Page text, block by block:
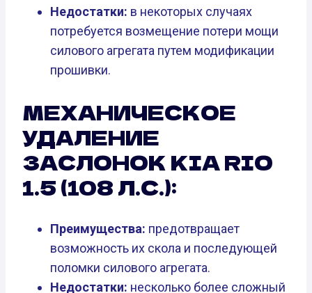
Недостатки: в некоторых случаях
потребуется возмещение потери мощи
силового агрегата путем модификации
прошивки.
МЕХАНИЧЕСКОЕ
УДАЛЕНИЕ
ЗАСЛОНОК KIA RIO
1.5 (108 Л.С.):
Преимущества: предотвращает
возможность их скола и последующей
поломки силового агрегата.
Недостатки: несколько более сложный